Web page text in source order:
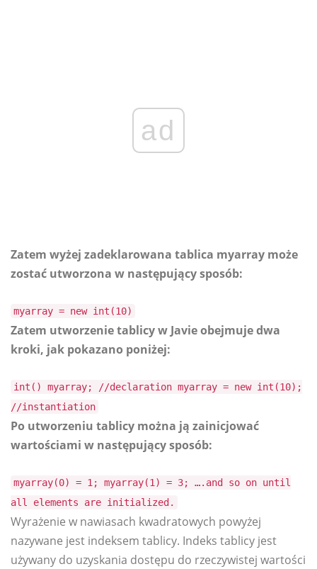
ad
Zatem wyżej zadeklarowana tablica myarray może
zostać utworzona w następujący sposób:
myarray = new int(10)
Zatem utworzenie tablicy w Javie obejmuje dwa
kroki, jak pokazano poniżej:
int() myarray; //declaration myarray = new int(10);
//instantiation
Po utworzeniu tablicy można ją zainicjować
wartościami w następujący sposób:
myarray(0) = 1; myarray(1) = 3; ….and so on until
all elements are initialized.
Wyrażenie w nawiasach kwadratowych powyżej
nazywane jest indeksem tablicy. Indeks tablicy jest
używany do uzyskania dostępu do rzeczywistej wartości